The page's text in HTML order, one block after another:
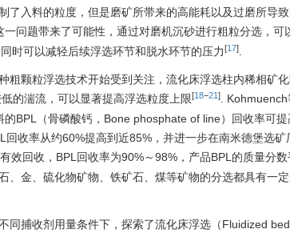
了入料的粒度，但是磨矿所带来的高能耗以及过磨所导
一问题带来了可能性，通过对磨机沉砂进行粗粒分选，可
时可以减轻后续浮选环节和脱水环节的压力[17]
粗颗粒浮选技术开始受到关注，流化床浮选柱内稀相矿
的湍流，可以显著提高浮选粒度上限[18−21] .
的BPL（骨磷酸钙，Bone phosphate of line）回收率可
回收率从约60%提高到近85%，并进一步在南米德堡选
效回收，BPL回收率为90%～98%，产品BPL的质量分
、金、硫化物矿物、铁矿石、煤等矿物的分选都具有一
同捕收剂用量条件下，探索了流化床浮选（Fluidized